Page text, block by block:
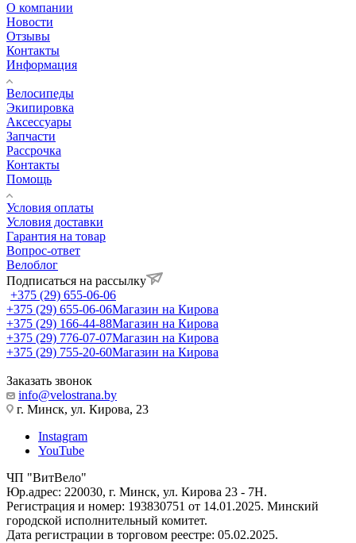
О компании
Новости
Отзывы
Контакты
Информация
Велосипеды
Экипировка
Аксессуары
Запчасти
Рассрочка
Контакты
Помощь
Условия оплаты
Условия доставки
Гарантия на товар
Вопрос-ответ
Велоблог
Подписаться на рассылку
+375 (29) 655-06-06
+375 (29) 655-06-06Магазин на Кирова
+375 (29) 166-44-88Магазин на Кирова
+375 (29) 776-07-07Магазин на Кирова
+375 (29) 755-20-60Магазин на Кирова
Заказать звонок
info@velostrana.by
г. Минск, ул. Кирова, 23
Instagram
YouTube
ЧП "ВитВело"
Юр.адрес: 220030, г. Минск, ул. Кирова 23 - 7Н.
Регистрация и номер: 193830751 от 14.01.2025. Минский
городской исполнительный комитет.
Дата регистрации в торговом реестре: 05.02.2025.